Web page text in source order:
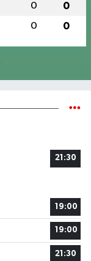
0 0
0 0
21:30
19:00
19:00
21:30